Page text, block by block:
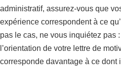
administratif, assurez-vous que
expérience correspondent à ce
pas le cas, ne vous inquiétez pas
l’orientation de votre lettre de
corresponde davantage à ce dont